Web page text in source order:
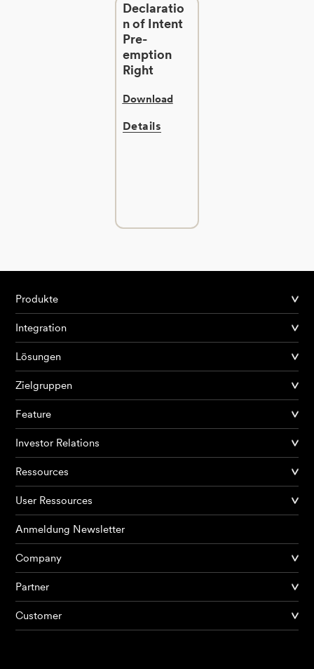
Produkte
KI Agents
Declaratio
n of Intent
Pre-
emption
Right
Download
Details
Produkte
Integration
Lösungen
Zielgruppen
Feature
Investor Relations
Ressources
User Ressources
Anmeldung Newsletter
Company
Partner
Customer